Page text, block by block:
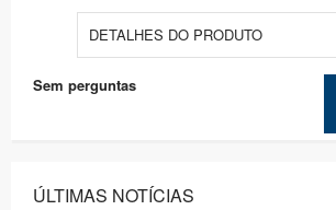
DETALHES DO PRODUTO
Sem perguntas
ÚLTIMAS NOTÍCIAS